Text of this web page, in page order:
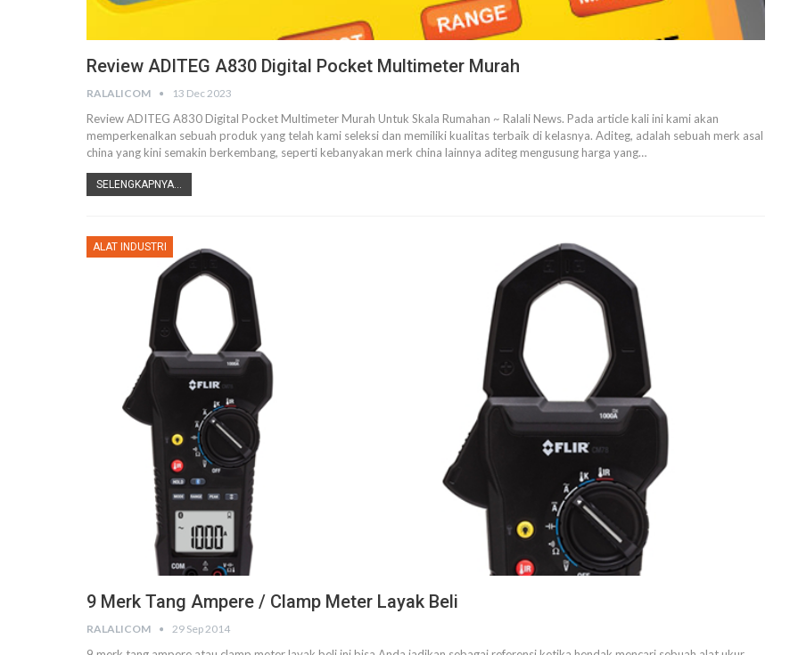
Review ADITEG A830 Digital Pocket Multimeter Murah
RALALICOM 13 Dec 2023
Review ADITEG A830 Digital Pocket Multimeter Murah Untuk Skala Rumahan ~ Ralali News. Pada article kali ini kami akan
memperkenalkan sebuah produk yang telah kami seleksi dan memiliki kualitas terbaik di kelasnya. Aditeg, adalah sebuah merk asal
china yang kini semakin berkembang, seperti kebanyakan merk china lainnya aditeg mengusung harga yang…
SELENGKAPNYA...
ALAT INDUSTRI
9 Merk Tang Ampere / Clamp Meter Layak Beli
RALALICOM 29 Sep 2014